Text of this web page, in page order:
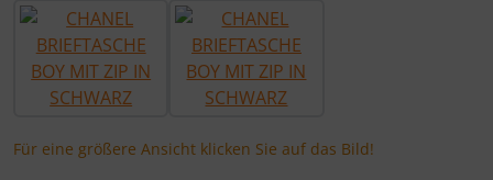
Für eine größere Ansicht klicken Sie auf das Bild!